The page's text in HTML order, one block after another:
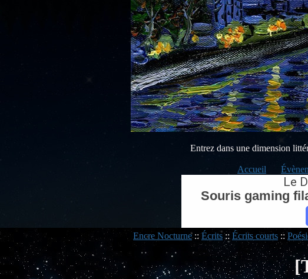
Entrez dans une dimension
Accueil
Le
Souris gaming
Encre Nocturne::Écrits::Écrits courts ::